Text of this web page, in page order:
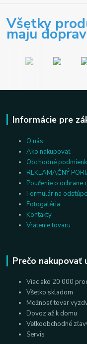
Všetky
maju
Informácie pre
O nás
Ako nakupovať
Obchodné
REKLAMAČNÝ
Poučenie o ochrane
Formulár na
Fotogaléria
Kontakty
Vrátenie tovaru
Prečo nakupovať
Viac ako 20 000
Všetko skladom
Možnosť tovar
Dovoz až k domu
Veľkoobchodné
Servis